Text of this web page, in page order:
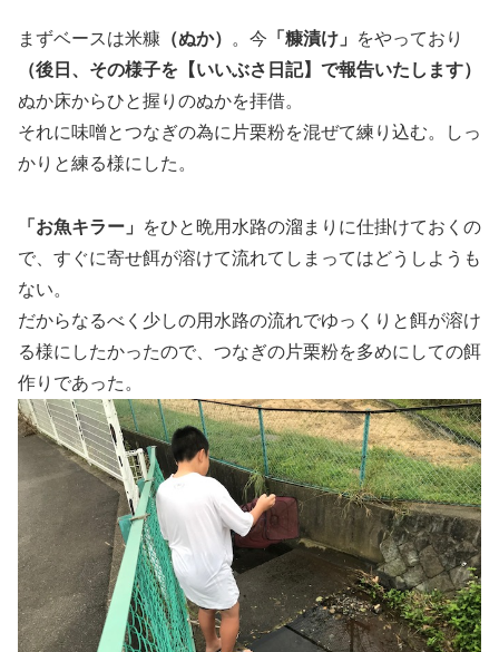
まずベースは米糠 （ぬか） 。今 「糠漬け」
をやっており
（後日、その様子を【いいぶさ日記】で報告いたします）
ぬか床からひと握りのぬかを拝借。
それに味噌とつなぎの為に片栗粉を混ぜて練り込む。しっ
かりと練る様にした。
「お魚キラー」
をひと晩用水路の溜まりに仕掛けておくの
で、すぐに寄せ餌が溶けて流れてしまってはどうしようも
ない。
だからなるべく少しの用水路の流れでゆっくりと餌が溶け
る様にしたかったので、つなぎの片栗粉を多めにしての餌
作りであった。